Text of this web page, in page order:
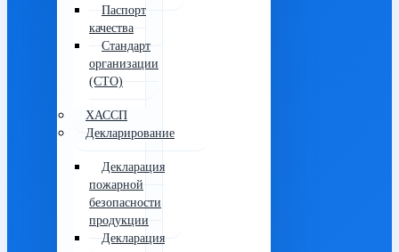
Паспорт
качества
Стандарт
организации
(СТО)
ХАССП
Декларирование
Декларация
пожарной
безопасности
продукции
Декларация